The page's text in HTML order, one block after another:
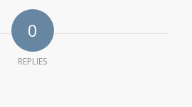
0
REPLIES